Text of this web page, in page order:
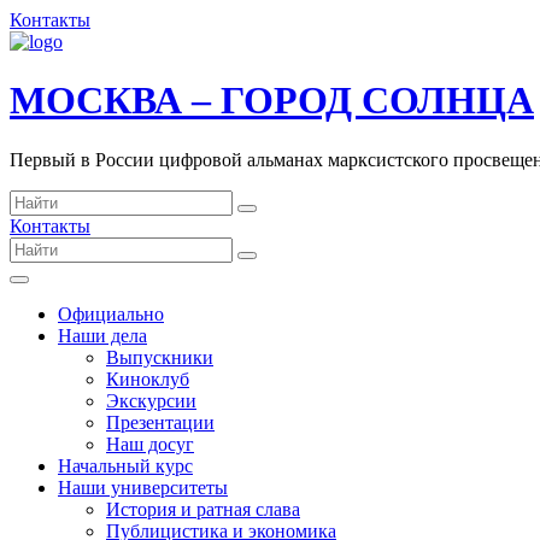
Контакты
МОСКВА – ГОРОД СОЛНЦА
Первый в России цифровой альманах марксистского
Контакты
Официально
Наши дела
Выпускники
Киноклуб
Экскурсии
Презентации
Наш досуг
Начальный курс
Наши университеты
История и ратная слава
Публицистика и экономика